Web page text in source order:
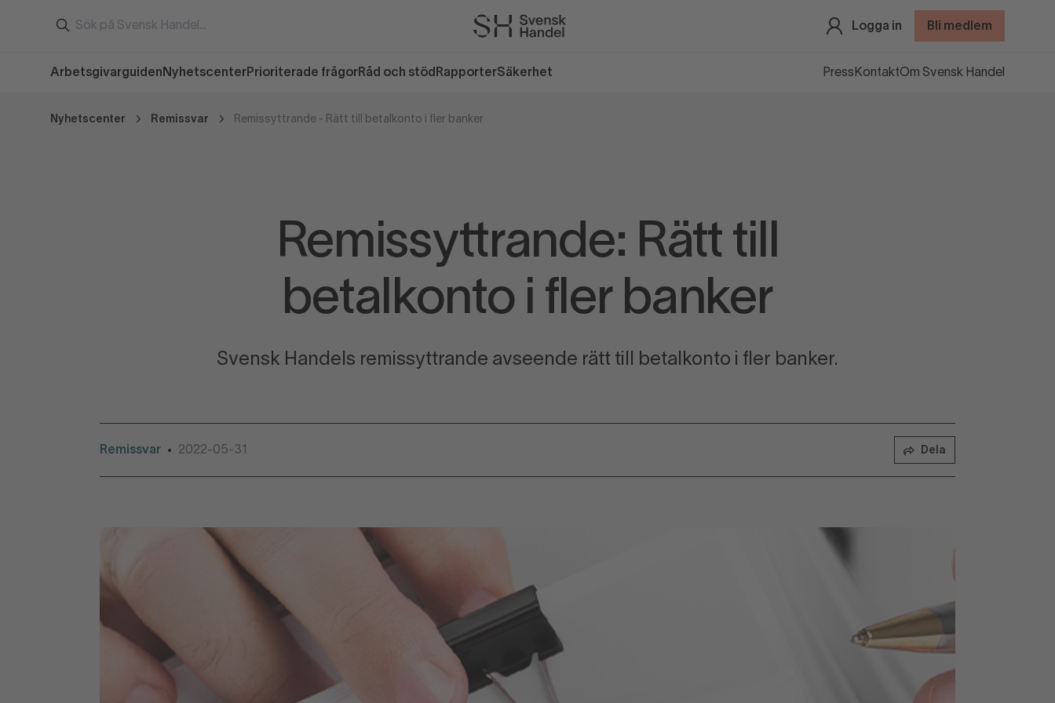
Logga in Bli medlem
Arbetsgivarguiden Nyhetscenter Prioriterade frågor Råd och stöd RapporterSäkerhet Press KontaktOm Svensk Handel
Nyhetscenter Remissvar Remissyttrande - Rätt till betalkonto i fler banker
Remissyttrande: Rätt till
betalkonto i fler banker
Svensk Handels remissyttrande avseende rätt till betalkonto i fler banker.
Remissvar • 2022-05-31 Dela